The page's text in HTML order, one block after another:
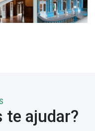
te ajudar?